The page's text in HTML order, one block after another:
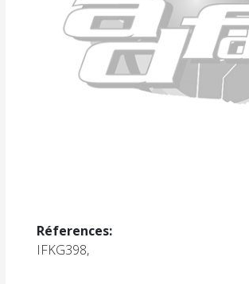
Réferences:
IFKG398,